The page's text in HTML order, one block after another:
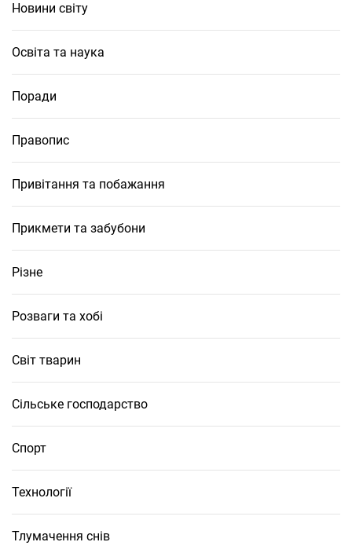
Новини світу
Освіта та наука
Поради
Правопис
Привітання та побажання
Прикмети та забубони
Різне
Розваги та хобі
Світ тварин
Сільське господарство
Спорт
Технології
Тлумачення снів